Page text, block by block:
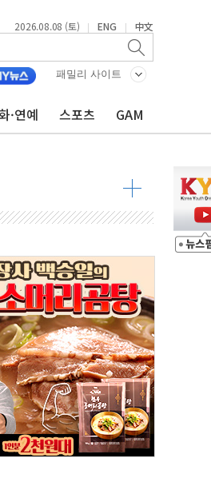
2026.08.08 (토) | ENG | 中文
패밀리 사이트
·연예 스포츠 GAM